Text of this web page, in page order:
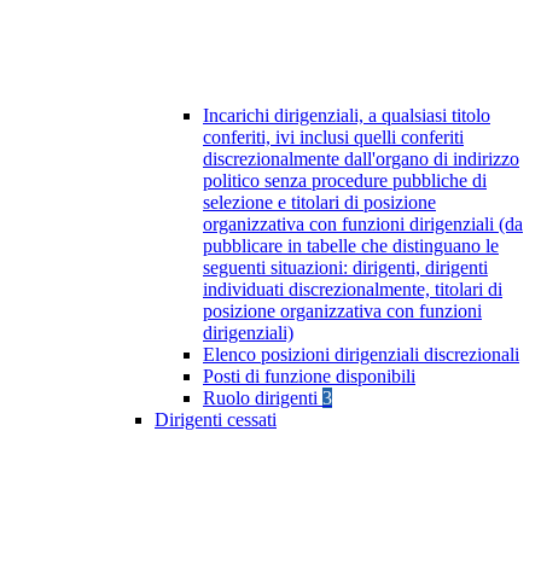
Incarichi dirigenziali, a qualsiasi titolo
conferiti, ivi inclusi quelli conferiti
discrezionalmente dall'organo di indirizzo
politico senza procedure pubbliche di
selezione e titolari di posizione
organizzativa con funzioni dirigenziali (da
pubblicare in tabelle che distinguano le
seguenti situazioni: dirigenti, dirigenti
individuati discrezionalmente, titolari di
posizione organizzativa con funzioni
dirigenziali)
Elenco posizioni dirigenziali discrezionali
Posti di funzione disponibili
Ruolo dirigenti 3
Dirigenti cessati